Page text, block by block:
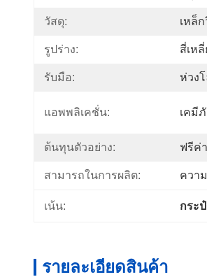
วัสดุ: เหล็
รูปร่าง: สี่เห
รับมือ: ห่วง
แอพพลิเคชั่น: เคมี
ต้นทุนตัวอย่าง: ฟรีค่
สามารถในการผลิต: ควา
เน้น: กระ
รายละเอียดสินค้า